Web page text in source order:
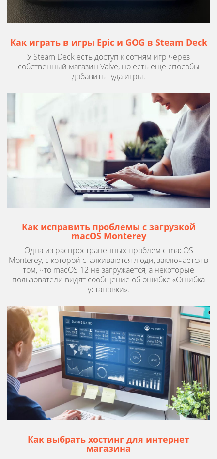
Как играть в игры Epic и GOG в Steam Deck
У Steam Deck есть доступ к сотням игр через
собственный магазин Valve, но есть еще способы
добавить туда игры.
Как исправить проблемы с загрузкой
macOS Monterey
Одна из распространенных проблем с macOS
Monterey, с которой сталкиваются люди, заключается в
том, что macOS 12 не загружается, а некоторые
пользователи видят сообщение об ошибке «Ошибка
установки».
Как выбрать хостинг для интернет
магазина